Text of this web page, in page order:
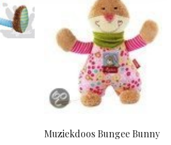
Muziekdoos Bungee Bunny